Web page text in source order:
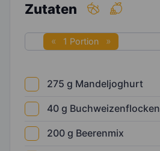
Zutaten
1 Portion
275 g Mandeljoghurt
40 g Buchweizenflocken
200 g Beerenmix